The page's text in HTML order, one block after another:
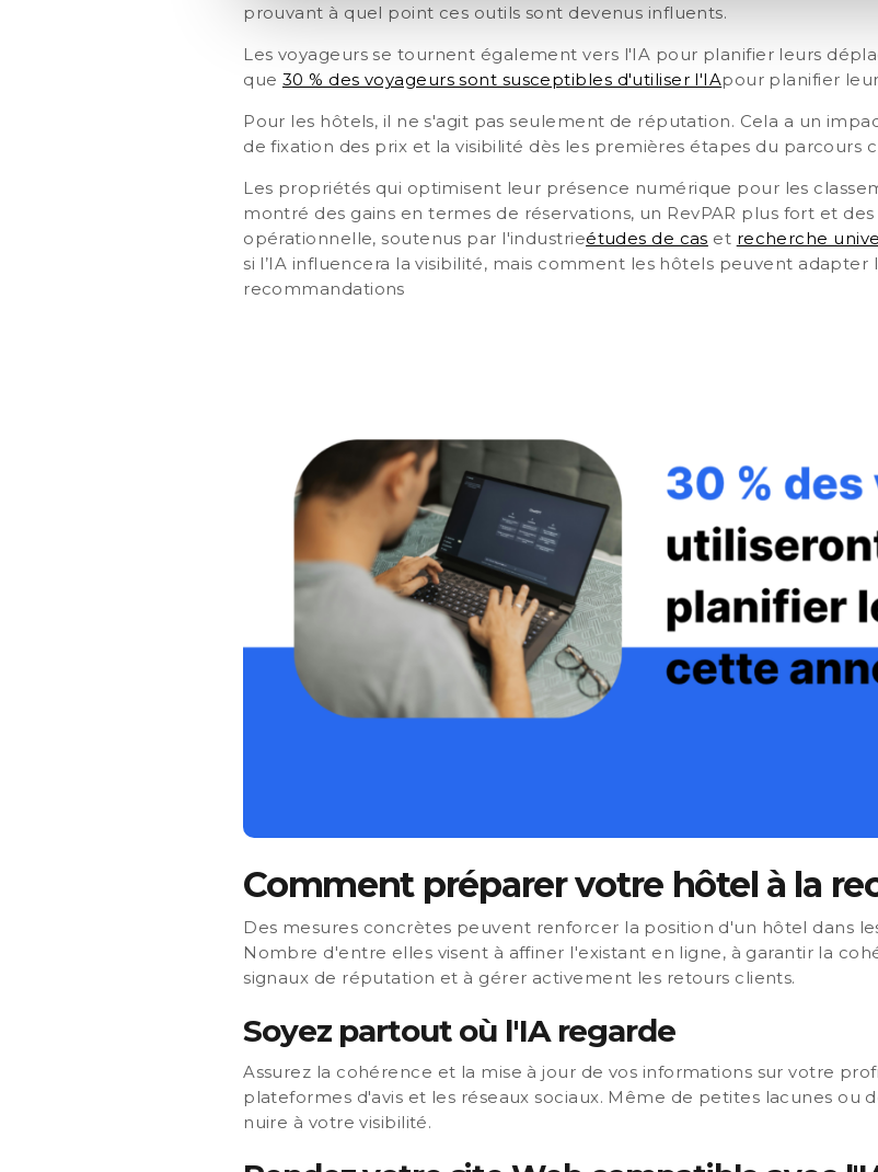
prouvant à quel point ces outils sont devenus influents.
Les voyageurs se tournent également vers l'IA pour planifier leurs
que 30 % des voyageurs sont susceptibles d'utiliser l'IApour planifier
Pour les hôtels, il ne s'agit pas seulement de réputation. Cela a un
de fixation des prix et la visibilité dès les premières étapes du parcours
Les propriétés qui optimisent leur présence numérique pour les
montré des gains en termes de réservations, un RevPAR plus fort et
opérationnelle, soutenus par l'industrieétudes de cas et recherche
si l’IA influencera la visibilité, mais comment les hôtels peuvent
recommandations
Comment préparer votre hôtel à la
Des mesures concrètes peuvent renforcer la position d'un hôtel dans
Nombre d'entre elles visent à affiner l'existant en ligne, à garantir la
signaux de réputation et à gérer activement les retours clients.
Soyez partout où l'IA regarde
Assurez la cohérence et la mise à jour de vos informations sur votre
plateformes d'avis et les réseaux sociaux. Même de petites lacunes ou
nuire à votre visibilité.